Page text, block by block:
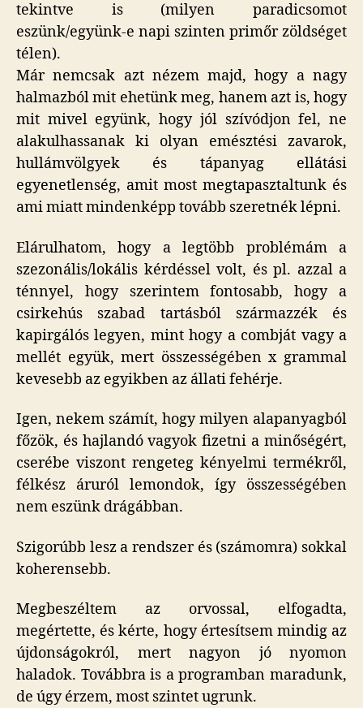
tekintve is (milyen paradicsomot
eszünk/együnk-e napi szinten primőr zöldséget
télen).
Már nemcsak azt nézem majd, hogy a nagy
halmazból mit ehetünk meg, hanem azt is, hogy
mit mivel együnk, hogy jól szívódjon fel, ne
alakulhassanak ki olyan emésztési zavarok,
hullámvölgyek és tápanyag ellátási
egyenetlenség, amit most megtapasztaltunk és
ami miatt mindenképp tovább szeretnék lépni.
Elárulhatom, hogy a legtöbb problémám a
szezonális/lokális kérdéssel volt, és pl. azzal a
ténnyel, hogy szerintem fontosabb, hogy a
csirkehús szabad tartásból származzék és
kapirgálós legyen, mint hogy a combját vagy a
mellét együk, mert összességében x grammal
kevesebb az egyikben az állati fehérje.
Igen, nekem számít, hogy milyen alapanyagból
főzök, és hajlandó vagyok fizetni a minőségért,
cserébe viszont rengeteg kényelmi termékről,
félkész áruról lemondok, így összességében
nem eszünk drágábban.
Szigorúbb lesz a rendszer és (számomra) sokkal
koherensebb.
Megbeszéltem az orvossal, elfogadta,
megértette, és kérte, hogy értesítsem mindig az
újdonságokról, mert nagyon jó nyomon
haladok. Továbbra is a programban maradunk,
de úgy érzem, most szintet ugrunk.